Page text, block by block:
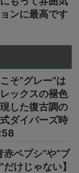
ンに最高です
そ“グレー”は
ックスの褪色
した復古調の
ダイバーズ時
赤ペプシ”や“ブ
けじゃない】